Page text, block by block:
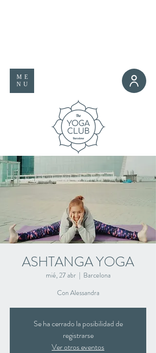
ME
NU
ASHTANGA YOGA
mié, 27 abr
  |
Barcelona
Con Alessandra
Se ha cerrado la posibilidad de
registrarse
Ver otros eventos